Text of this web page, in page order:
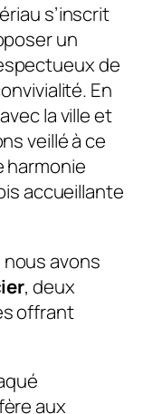
s’inscrit
un
de
En
la ville et
veillé à ce
harmonie
accueillante
avons
, deux
offrant
aux